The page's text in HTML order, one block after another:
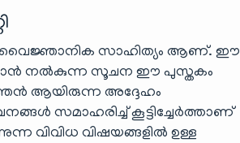
വൈജ്ഞാനിക സാഹിത്യം ആണ്. ഈ
നൽകുന്ന സൂചന ഈ പുസ്തകം
ആയിരുന്ന അദ്ദേഹം
സമാഹരിച്ച് കൂട്ടിച്ചേർത്താണ്
വിവിധ വിഷയങ്ങളിൽ ഉള്ള